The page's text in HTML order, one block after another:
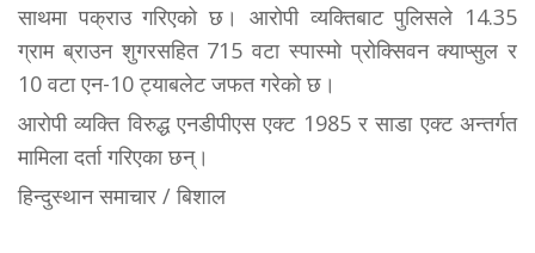
साथमा पक्राउ गरिएको छ। आरोपी व्यक्तिबाट पुलिसले 14.35
ग्राम ब्राउन शुगरसहित 715 वटा स्पास्मो प्रोक्सिवन क्याप्सुल र
10 वटा एन-10 ट्याबलेट जफत गरेको छ।
आरोपी व्यक्ति विरुद्ध एनडीपीएस एक्ट 1985 र साडा एक्ट अन्तर्गत
मामिला दर्ता गरिएका छन्।
हिन्दुस्थान समाचार / बिशाल